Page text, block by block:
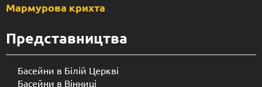
Мармурова крихта
Представництва
Басейни в Білій Церкві
Басейни в Вінниці